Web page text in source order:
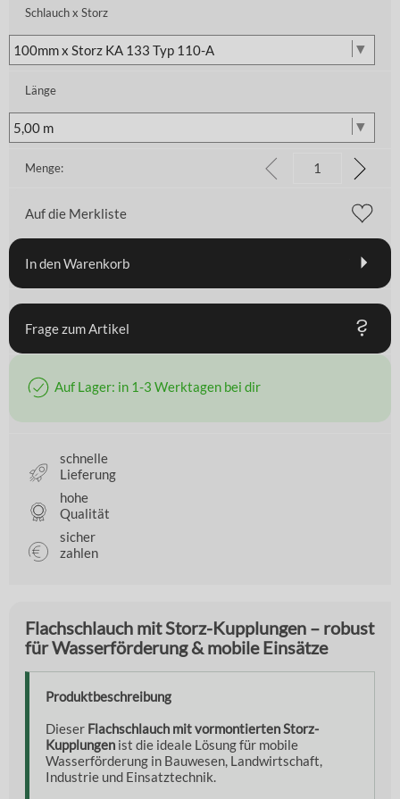
Schlauch x Storz
Länge
Menge:
Auf die Merkliste
In den Warenkorb
Frage zum Artikel
Auf Lager: in 1-3 Werktagen bei dir
schnelle
Lieferung
hohe
Qualität
sicher
zahlen
Flachschlauch mit Storz-Kupplungen – robust
für Wasserförderung & mobile Einsätze
Produktbeschreibung
Dieser Flachschlauch mit vormontierten Storz-
Kupplungen ist die ideale Lösung für mobile
Wasserförderung in Bauwesen, Landwirtschaft,
Industrie und Einsatztechnik.